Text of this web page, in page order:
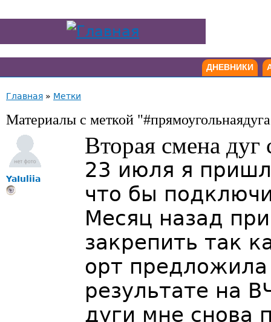
ДНЕВНИКИ
Главная » Метки
Материалы с меткой
YaIuliia
Вторая смена дуг
23 июля я
что бы
Месяц назад
закрепить так
орт
результате на
дуги мне снова